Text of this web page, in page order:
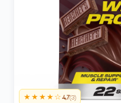
★★★★☆4,7(3)